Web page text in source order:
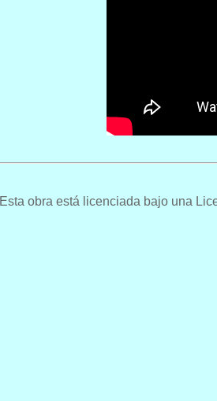
Esta obra está licenciada bajo una